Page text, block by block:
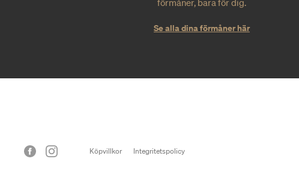
Se alla dina förmåner här
Köpvillkor
Integritetspolicy